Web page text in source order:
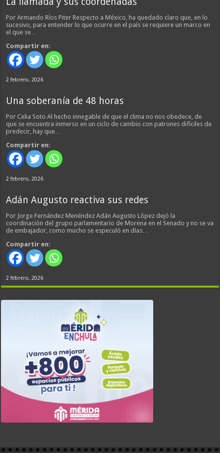
Por Armando Ríos Piter Respecto a México, ha quedado claro que, en lo
sucesivo, para entender lo que ocurre en el país se requiere un marco en
el que se…
Compartir en:
2 febrero, 2026
Una soberanía de 48 horas
Por Celia Soto Al hecho innegable de que el clima no nos obedece, de
que se encuentra inmerso en un ciclo de cambio con patrones difíciles de
predecir, hay que…
Compartir en:
2 febrero, 2026
Adán Augusto reactiva sus redes
Por Jorge Fernández Menéndez Adán Augusto López dejó la
coordinación del grupo parlamentario de Morena en el Senado y no se va
de embajador, como mucho se especuló en días…
Compartir en:
2 febrero, 2026